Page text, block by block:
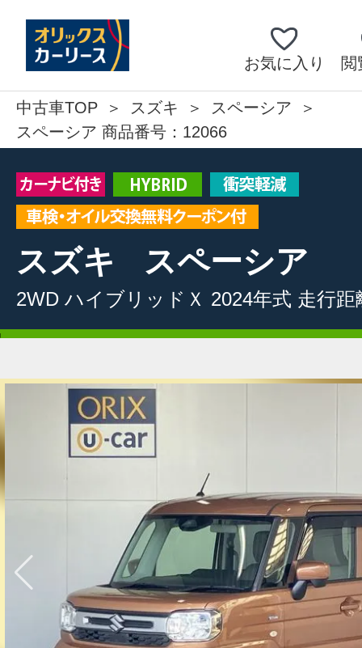
お気に入り 閲
中古車TOP スズキ
スペーシア
スペーシア 商品番号：12066
スズキ スペーシア
2WD ハイブリッドＸ 2024年式 走行距